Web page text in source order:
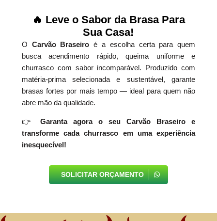
🔥 Leve o Sabor da Brasa Para
Sua Casa!
O Carvão Braseiro é a escolha certa para quem
busca acendimento rápido, queima uniforme e
churrasco com sabor incomparável. Produzido com
matéria-prima selecionada e sustentável, garante
brasas fortes por mais tempo — ideal para quem não
abre mão da qualidade.
👉
Garanta agora o seu Carvão Braseiro e
transforme cada churrasco em uma experiência
inesquecível!
SOLICITAR ORÇAMENTO